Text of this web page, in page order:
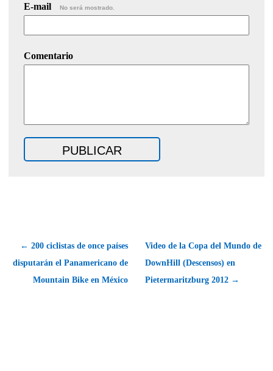
E-mail No será mostrado.
Comentario
← 200 ciclistas de once países
disputarán el Panamericano de
Mountain Bike en México
Video de la Copa del Mundo de
DownHill (Descensos) en
Pietermaritzburg 2012 →